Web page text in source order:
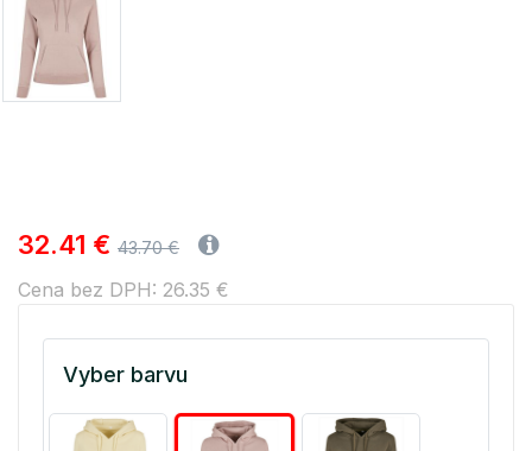
32.41 € 43.70 €
Cena bez DPH: 26.35 €
Vyber barvu